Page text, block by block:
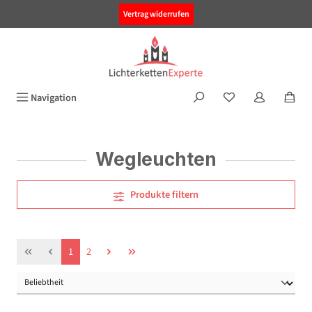
Vertrag widerrufen
Navigation
Wegleuchten
Produkte filtern
Seite
1 Seite
2